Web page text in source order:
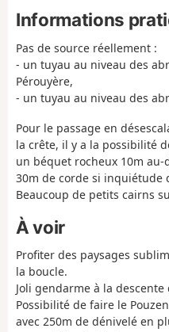
Informations
Pas de source réellement :
- un tuyau au niveau des
Pérouyère,
- un tuyau au niveau des
Pour le passage en
la crête, il y a la possibilité
un béquet rocheux 10m
30m de corde si inquiétude
Beaucoup de petits cairns
À voir
Profiter des paysages
la boucle.
Joli gendarme à la descente
Possibilité de faire le
avec 250m de dénivelé en